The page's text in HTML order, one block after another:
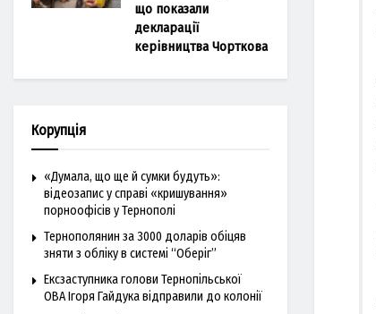
що показали
декларації
керівництва Чорткова
Корупція
«Думала, що ще й сумки будуть»:
відеозапис у справі «кришування»
порноофісів у Тернополі
Тернополянин за 3000 доларів обіцяв
зняти з обліку в системі “Оберіг”
Ексзаступника голови Тернопільської
ОВА Ігоря Гайдука відправили до колонії